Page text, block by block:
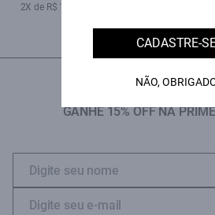
2X de R$ 129,50 sem juros
CADASTRE-
NÃO,
INSCREVA-SE NA NOSSA
GANHE 15% OFF NA